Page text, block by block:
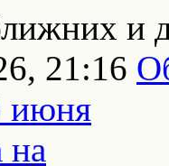
и
21:16
июня